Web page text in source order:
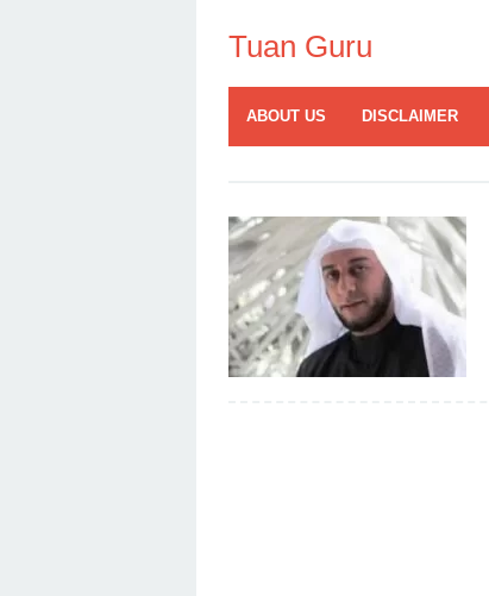
contentTuan Guru
ABOUT US DISCLAIMER